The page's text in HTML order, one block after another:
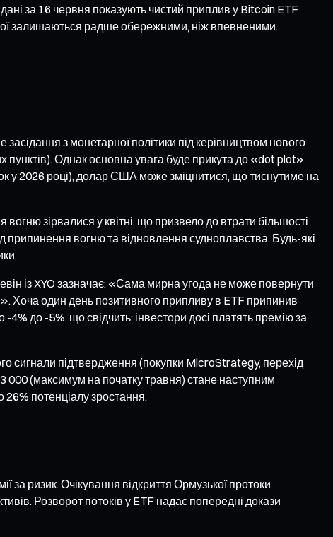
за 16 червня показують чистий приплив у Bitcoin ETF
залишаються радше обережними, ніж впевненими.
з монетарної політики під керівництвом нового
пунктів). Однак основна увага буде прикута до «dot plot»
у 2026 році), долар США може зміцнитися, що тиснутиме на
зірвалися у квітні, що призвело до втрати більшості
вогню та відновлення судноплавства. Будь-які
із XYO зазначає: «Сама мирна угода не може повернути
Хоча один день позитивного припливу в ETF припинив
4% до -5%, що свідчить: інвестори досі платять премію за
сигнали підтвердження (покупки MicroStrategy, перехід
000 (максимум на початку травня) стане наступним
потенціалу зростання.
ризик. Очікування відкриття Ормузької протоки
Розворот потоків у ETF надає попередні докази